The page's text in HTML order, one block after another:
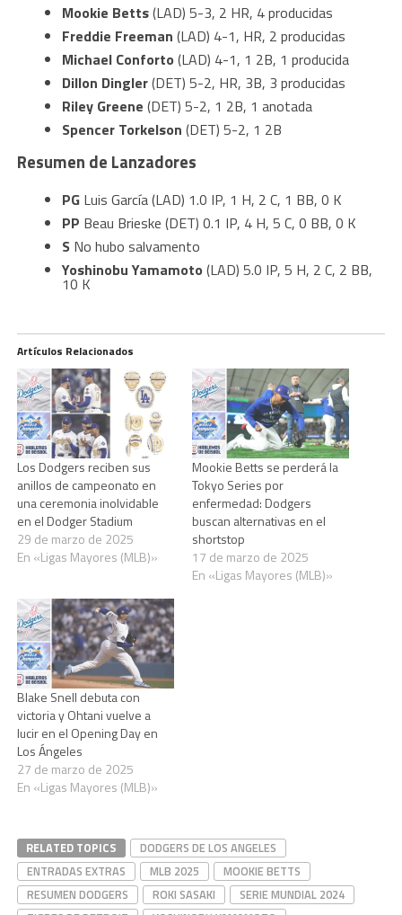
Mookie Betts(LAD) 5-3, 2 HR, 4 producidas
Freddie Freeman (LAD) 4-1, HR, 2 producidas
Michael Conforto (LAD) 4-1, 1 2B, 1 producida
Dillon Dingler(DET) 5-2, HR, 3B, 3 producidas
Riley Greene (DET) 5-2, 1 2B, 1 anotada
Spencer Torkelson (DET) 5-2, 1 2B
Resumen de Lanzadores
PGLuis García (LAD) 1.0 IP, 1 H, 2 C, 1 BB, 0 K
PP Beau Brieske (DET) 0.1 IP, 4 H, 5 C, 0 BB, 0 K
SNo hubo salvamento
Yoshinobu Yamamoto (LAD) 5.0 IP, 5 H, 2 C, 2 BB,
10 K
Artículos Relacionados
Los Dodgers reciben sus
anillos de campeonato en
una ceremonia inolvidable
en el Dodger Stadium
29 de marzo de 2025
En «Ligas Mayores (MLB)»
Mookie Betts se perderá la
Tokyo Series por
enfermedad: Dodgers
buscan alternativas en el
shortstop
17 de marzo de 2025
En «Ligas Mayores (MLB)»
Blake Snell debuta con
victoria y Ohtani vuelve a
lucir en el Opening Day en
Los Ángeles
27 de marzo de 2025
En «Ligas Mayores (MLB)»
RELATED TOPICS
DODGERS DE LOS ANGELES
ENTRADAS EXTRAS
MLB 2025
MOOKIE BETTS
RESUMEN DODGERS
ROKI SASAKI
SERIE MUNDIAL 2024